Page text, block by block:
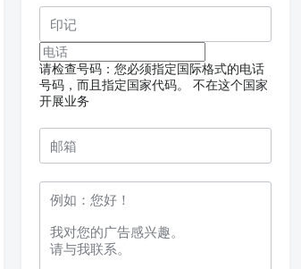
请检查号码：您必须指定国际格式的电话
号码，而且指定国家代码。
不在这个国家
开展业务